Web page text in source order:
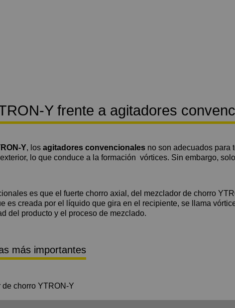
Y frente a agitadores
Y, los agitadores convencionales no son adecuados para
lo que conduce a la formación vórtices. Sin embargo,
es que el fuerte chorro axial, del mezclador de chorro
es creada por el líquido que gira en el recipiente, se llama
del producto y el proceso de mezclado.
más importantes
de chorro YTRON-Y